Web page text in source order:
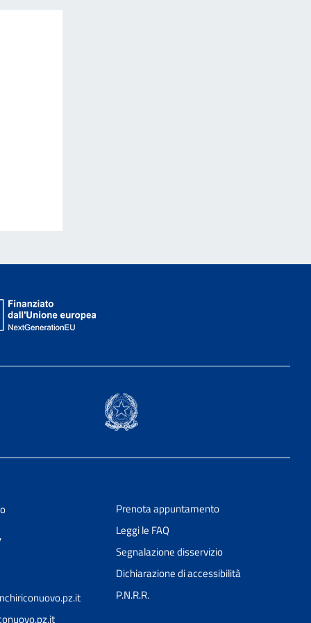
Prenota appuntamento
Leggi le FAQ
Segnalazione disservizio
Dichiarazione di accessibilità
P.N.R.R.